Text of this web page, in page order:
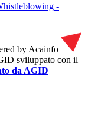
-
by Acainfo
sviluppato con il
da AGID